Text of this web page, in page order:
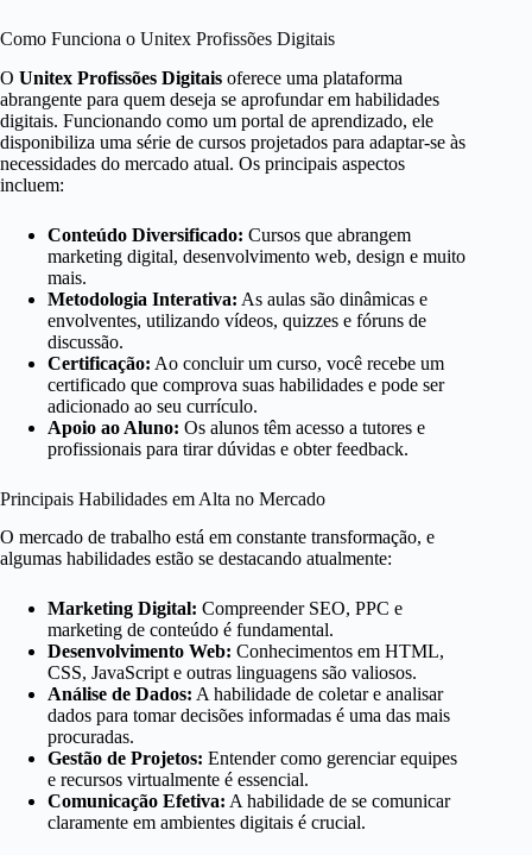
Como Funciona o Unitex Profissões Digitais
O Unitex Profissões Digitais oferece uma plataforma
abrangente para quem deseja se aprofundar em habilidades
digitais. Funcionando como um portal de aprendizado, ele
disponibiliza uma série de cursos projetados para adaptar-se às
necessidades do mercado atual. Os principais aspectos
incluem:
Conteúdo Diversificado: Cursos que abrangem
marketing digital, desenvolvimento web, design e muito
mais.
Metodologia Interativa: As aulas são dinâmicas e
envolventes, utilizando vídeos, quizzes e fóruns de
discussão.
Certificação: Ao concluir um curso, você recebe um
certificado que comprova suas habilidades e pode ser
adicionado ao seu currículo.
Apoio ao Aluno: Os alunos têm acesso a tutores e
profissionais para tirar dúvidas e obter feedback.
Principais Habilidades em Alta no Mercado
O mercado de trabalho está em constante transformação, e
algumas habilidades estão se destacando atualmente:
Marketing Digital: Compreender SEO, PPC e
marketing de conteúdo é fundamental.
Desenvolvimento Web: Conhecimentos em HTML,
CSS, JavaScript e outras linguagens são valiosos.
Análise de Dados: A habilidade de coletar e analisar
dados para tomar decisões informadas é uma das mais
procuradas.
Gestão de Projetos: Entender como gerenciar equipes
e recursos virtualmente é essencial.
Comunicação Efetiva: A habilidade de se comunicar
claramente em ambientes digitais é crucial.